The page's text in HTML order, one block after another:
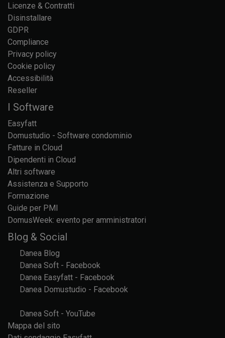
Licenze & Contratti
Disinstallare
GDPR
Compliance
Privacy policy
Cookie policy
Accessibilità
Reseller
I Software
Easyfatt
Domustudio - Software condominio
Fatture in Cloud
Dipendenti in Cloud
Altri software
Assistenza e Supporto
Formazione
Guide per PMI
DomusWeek: evento per amministratori
Blog & Social
Danea Blog
Danea Soft - Facebook
Danea Easyfatt - Facebook
Danea Domustudio - Facebook
Danea Soft - YouTube
Mappa del sito